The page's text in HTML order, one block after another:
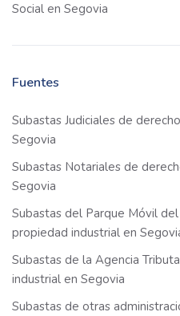
Social en Segovia
Fuentes
Subastas Judiciales de
Segovia
Subastas Notariales de
Segovia
Subastas del Parque Móvil
propiedad industrial en
Subastas de la Agencia
industrial en Segovia
Subastas de otras